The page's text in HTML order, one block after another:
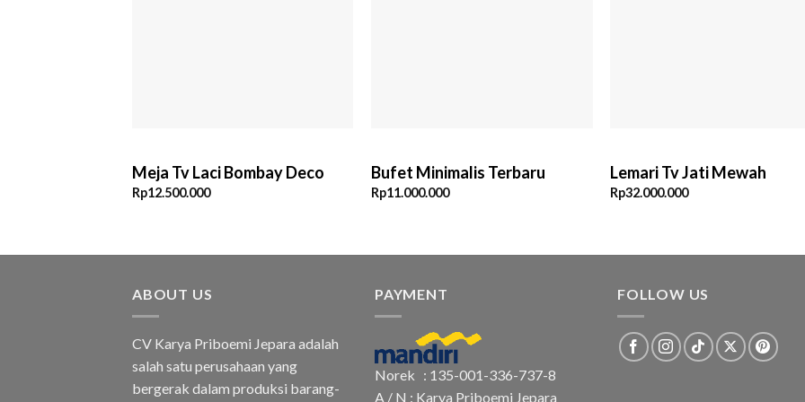
Meja Tv Laci Bombay Deco
Rp12.500.000
Bufet Minimalis Terbaru
Rp11.000.000
Lemari Tv Jati Mewah
Rp32.000.000
ABOUT US
CV Karya Priboemi Jepara adalah
salah satu perusahaan yang
bergerak dalam produksi barang-
PAYMENT
Norek : 135-001-336-737-8
A / N : Karya Priboemi Jepara
FOLLOW US